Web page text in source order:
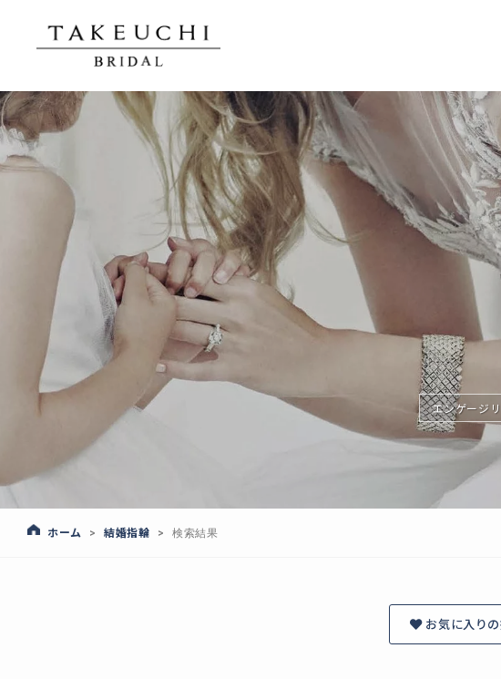
エンゲージ
ホーム > 結婚指輪 > 検索結果
お気に入り